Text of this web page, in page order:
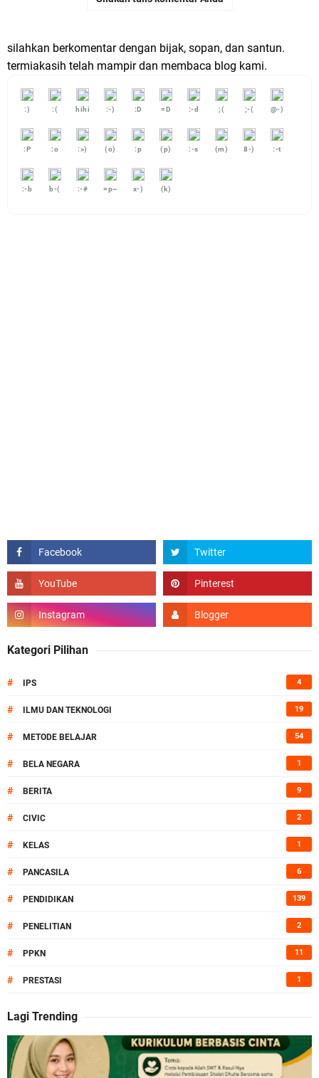
silahkan berkomentar dengan bijak, sopan, dan santun.
termiakasih telah mampir dan membaca blog kami.
:) :( hihi :-) :D =D :-d ;( ;-( @-)
:P :o :>) (o) :p (p) :-s (m) 8-) :-t
:-b b-( :-# =p~ x-) (k)
Kategori Pilihan
# IPS 4
# ILMU DAN TEKNOLOGI 19
# METODE BELAJAR 54
# BELA NEGARA 1
# BERITA 9
# CIVIC 2
# KELAS 1
# PANCASILA 6
# PENDIDIKAN 139
# PENELITIAN 2
# PPKN 11
# PRESTASI 1
Lagi Trending